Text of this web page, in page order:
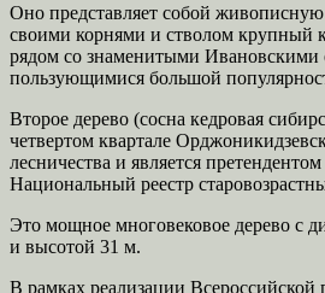
Оно представляет собой
своими корнями и стволом крупный
рядом со знаменитыми Ивановскими
пользующимися большой
Второе дерево (сосна кедровая
четвертом квартале
лесничества и является
Национальный реестр
Это мощное многовековое дерево с
и высотой 31 м.
В рамках реализации